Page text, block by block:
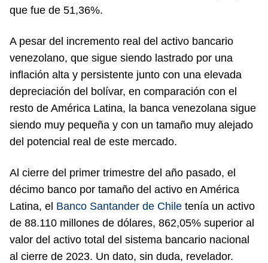
que fue de 51,36%.
A pesar del incremento real del activo bancario
venezolano, que sigue siendo lastrado por una
inflación alta y persistente junto con una elevada
depreciación del bolívar, en comparación con el
resto de América Latina, la banca venezolana sigue
siendo muy pequeña y con un tamaño muy alejado
del potencial real de este mercado.
Al cierre del primer trimestre del año pasado, el
décimo banco por tamaño del activo en América
Latina, el Banco Santander de Chile tenía un activo
de 88.110 millones de dólares, 862,05% superior al
valor del activo total del sistema bancario nacional
al cierre de 2023. Un dato, sin duda, revelador.